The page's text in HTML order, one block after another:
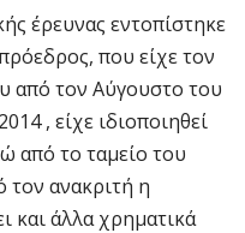
έρευνας εντοπίστηκε
που είχε τον
από τον Αύγουστο του
, είχε ιδιοποιηθεί
από το ταμείο του
τον ανακριτή η
και άλλα χρηματικά